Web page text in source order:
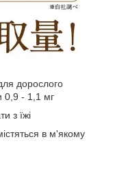
дорослого
0,9 - 1,1 мг
з їжі
в м'якому